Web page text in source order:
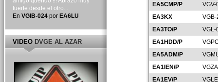
EA5CMP/P
VGV-
EA3KX
EA3TO/P
VGL-
EA1HDD/P
EA5ADM/P
EA1IEN/P
EA1EV/P
fuerte desde el otro...
En VGIB-024por EA6LU
VIDEODVGE AL AZAR